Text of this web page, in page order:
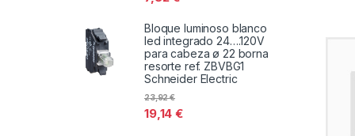
Bloque luminoso blanco
led integrado 24….120V
para cabeza ø 22 borna
resorte ref. ZBVBG1
Schneider Electric
19,14€
23,92€